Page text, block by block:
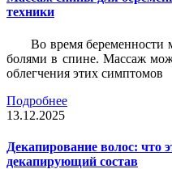
техники
Во время
болями в спине. Массаж
облегчения этих симптомов
Подробнее
13.12.2025
Декапирование волос: что
декапирующий состав